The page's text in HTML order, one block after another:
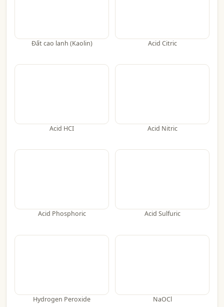
Đất cao lanh (Kaolin) Acid Citric
Acid HCI Acid Nitric
Acid Phosphoric Acid Sulfuric
Hydrogen Peroxide NaOCl